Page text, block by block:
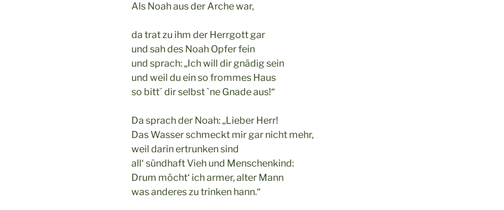
Als Noah aus der Arche war,
da trat zu ihm der Herrgott gar
und sah des Noah Opfer fein
und sprach: „Ich will dir gnädig sein
und weil du ein so frommes Haus
so bitt´ dir selbst `ne Gnade aus!“
Da sprach der Noah: „Lieber Herr!
Das Wasser schmeckt mir gar nicht mehr,
weil darin ertrunken sind
all‘ sündhaft Vieh und Menschenkind:
Drum möcht‘ ich armer, alter Mann
was anderes zu trinken hann.“